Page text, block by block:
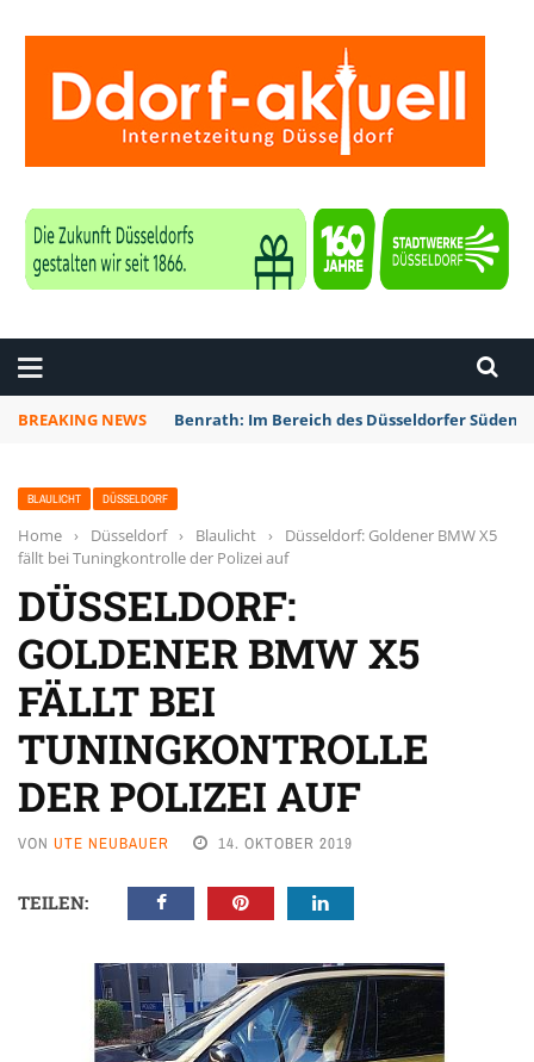
BREAKING NEWS Benrath: Im Bereich des Düsseldorfer
BLAULICHT DÜSSELDORF
Home › Düsseldorf › Blaulicht ›
Düsseldorf: Goldener BMW X5
fällt bei Tuningkontrolle der Polizei auf
DÜSSELDORF:
GOLDENER BMW X5
FÄLLT BEI
TUNINGKONTROLLE
DER POLIZEI AUF
VON UTE NEUBAUER 14. OKTOBER 2019
TEILEN: